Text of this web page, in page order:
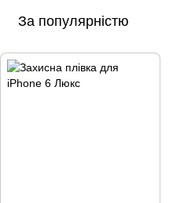
За популярністю